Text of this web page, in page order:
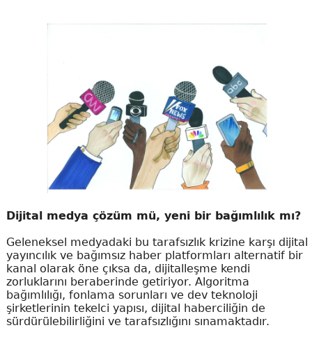
Dijital medya çözüm mü, yeni bir bağımlılık mı?
Geleneksel medyadaki bu tarafsızlık krizine karşı dijital
yayıncılık ve bağımsız haber platformları alternatif bir
kanal olarak öne çıksa da, dijitalleşme kendi
zorluklarını beraberinde getiriyor. Algoritma
bağımlılığı, fonlama sorunları ve dev teknoloji
şirketlerinin tekelci yapısı, dijital haberciliğin de
sürdürülebilirliğini ve tarafsızlığını sınamaktadır.